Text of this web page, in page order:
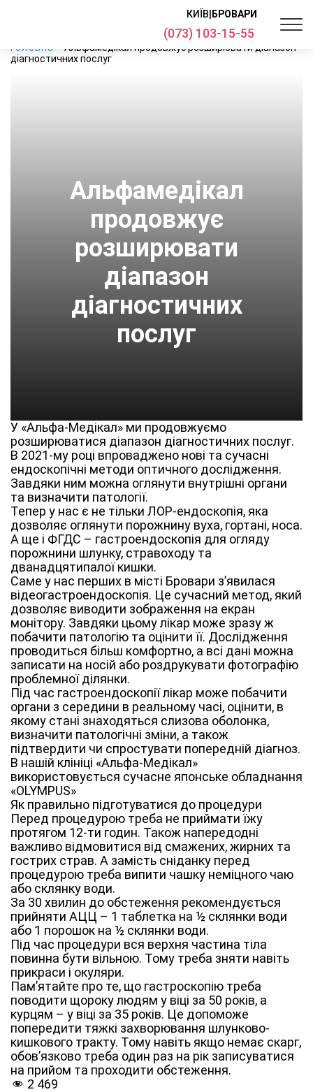
КИЇВ БРОВАРИ
(073) 103-15-55
Головна
Альфамедікал продовжує розширювати діапазон
діагностичних послуг
Альфамедікал
продовжує
розширювати
діапазон
діагностичних
послуг
У «Альфа-Медікал» ми продовжуємо
розширюватися діапазон діагностичних послуг.
В 2021-му році впроваджено нові та сучасні
ендоскопічні методи оптичного дослідження.
Завдяки ним можна оглянути внутрішні органи
та визначити патології.
Тепер у нас є не тільки ЛОР-ендоскопія, яка
дозволяє оглянути порожнину вуха, гортані, носа.
А ще і ФГДС – гастроендоскопія для огляду
порожнини шлунку, стравоходу та
дванадцятипалої кишки.
Саме у нас перших в місті Бровари з’явилася
відеогастроендоскопія. Це сучасний метод, який
дозволяє виводити зображення на екран
монітору. Завдяки цьому лікар може зразу ж
побачити патологію та оцінити її. Дослідження
проводиться більш комфортно, а всі дані можна
записати на носій або роздрукувати фотографію
проблемної ділянки.
Під час гастроендоскопії лікар може побачити
органи з середини в реальному часі, оцінити, в
якому стані знаходяться слизова оболонка,
визначити патологічні зміни, а також
підтвердити чи спростувати попередній діагноз.
В нашій клініці «Альфа-Медікал»
використовується сучасне японське обладнання
«OLYMPUS»
Як правильно підготуватися до процедури
Перед процедурою треба не приймати їжу
протягом 12-ти годин. Також напередодні
важливо відмовитися від смажених, жирних та
гострих страв. А замість сніданку перед
процедурою треба випити чашку неміцного чаю
або склянку води.
За 30 хвилин до обстеження рекомендується
прийняти АЦЦ – 1 таблетка на ½ склянки води
або 1 порошок на ½ склянки води.
Під час процедури вся верхня частина тіла
повинна бути вільною. Тому треба зняти навіть
прикраси і окуляри.
Пам’ятайте про те, що гастроскопію треба
поводити щороку людям у віці за 50 років, а
курцям – у віці за 35 років. Це допоможе
попередити тяжкі захворювання шлунково-
кишкового тракту. Тому навіть якщо немає скарг,
обов’язково треба один раз на рік записуватися
на прийом та проходити обстеження.
2 469